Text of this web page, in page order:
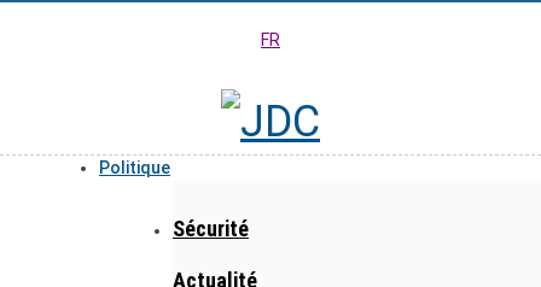
FR
Politique
Sécurité
Actualité